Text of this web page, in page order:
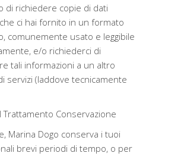
di richiedere copie di dati
ci hai fornito in un formato
comunemente usato e leggibile
e/o richiederci di
tali informazioni a un altro
servizi (laddove tecnicamente
Trattamento Conservazione
Marina Dogo conserva i tuoi
brevi periodi di tempo, o per